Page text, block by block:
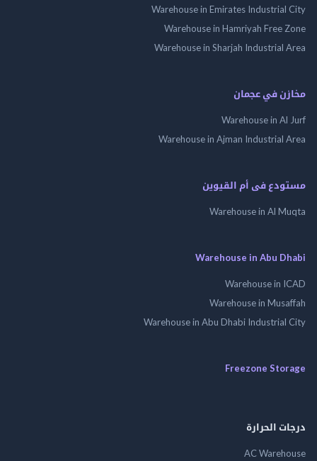
Warehouse in Emirates Industrial City
Warehouse in Hamriyah Free Zone
Warehouse in Sharjah Industrial Area
مخازن في عجمان
Warehouse in Al Jurf
Warehouse in Ajman Industrial Area
مستودع فى أم القيوين
Warehouse in Al Muqta
Warehouse in Abu Dhabi
Warehouse in ICAD
Warehouse in Musaffah
Warehouse in Abu Dhabi Industrial City
Freezone Storage
درجات الحرارة
AC Warehouse